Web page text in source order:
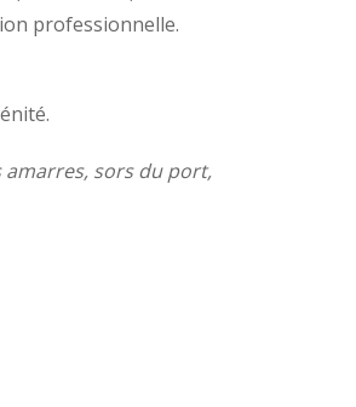
professionnelle.
amarres, sors du port,